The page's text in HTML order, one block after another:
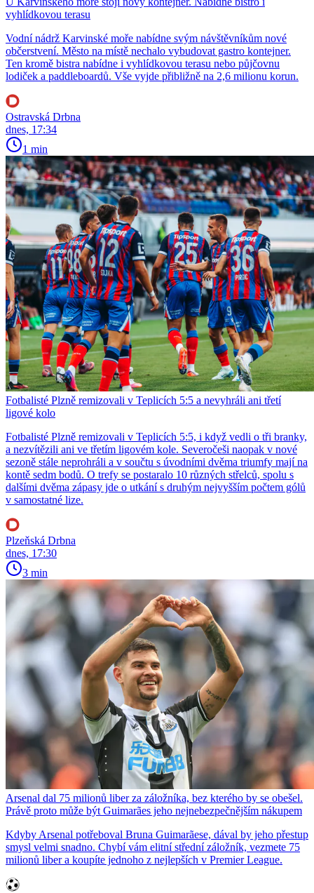
vyhlídkovou terasu
Vodní nádrž Karvinské moře nabídne svým návštěvníkům nové
občerstvení. Město na místě nechalo vybudovat gastro kontejner.
Ten kromě bistra nabídne i vyhlídkovou terasu nebo půjčovnu
lodiček a paddleboardů. Vše vyjde přibližně na 2,6 milionu korun.
Ostravská Drbna
dnes, 17:34
1 min
Fotbalisté Plzně remizovali v Teplicích 5:5 a nevyhráli ani třetí
ligové kolo
Fotbalisté Plzně remizovali v Teplicích 5:5, i když vedli o tři branky,
a nezvítězili ani ve třetím ligovém kole. Severočeši naopak v nové
sezoně stále neprohráli a v součtu s úvodními dvěma triumfy mají na
kontě sedm bodů. O trefy se postaralo 10 různých střelců, spolu s
dalšími dvěma zápasy jde o utkání s druhým nejvyšším počtem gólů
v samostatné lize.
Plzeňská Drbna
dnes, 17:30
3 min
Arsenal dal 75 milionů liber za záložníka, bez kterého by se obešel.
Právě proto může být Guimarães jeho nejnebezpečnějším nákupem
Kdyby Arsenal potřeboval Bruna Guimarãese, dával by jeho přestup
smysl velmi snadno. Chybí vám elitní střední záložník, vezmete 75
milionů liber a koupíte jednoho z nejlepších v Premier League.